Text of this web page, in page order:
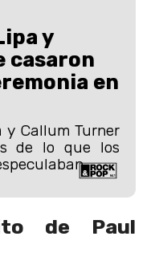
y
casaron
en
Callum Turner
de lo que los
de Paul